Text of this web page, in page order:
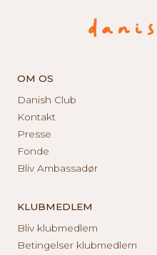
OM OS
Danish Club
Kontakt
Presse
Fonde
Bliv Ambassadør
KLUBMEDLEM
Bliv klubmedlem
Betingelser klubmedlem